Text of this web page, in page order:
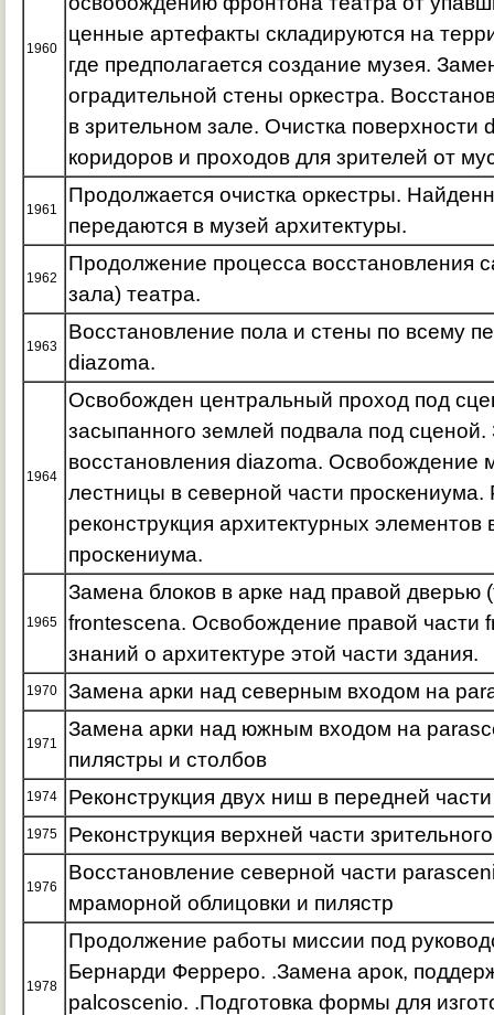
1960
ценные артефакты складируются на
где предполагается создание музея.
оградительной стены оркестра.
в зрительном зале. Очистка поверхности
коридоров и проходов для зрителей от
1961
Продолжается очистка оркестры.
передаются в музей архитектуры.
1962
Продолжение процесса восстановления
зала) театра.
1963
Восстановление пола и стены по всему
diazoma.
1964
Освобожден центральный проход под
засыпанного землей подвала под
восстановления diazoma. Освобождение
лестницы в северной части проскениума.
реконструкция архитектурных элементов
проскениума.
1965
Замена блоков в арке над правой дверью
frontescena. Освобождение правой части
знаний о архитектуре этой части здания.
1970 Замена арки над северным входом на
1971
Замена арки над южным входом на
пилястры и столбов
1974 Реконструкция двух ниш в передней
1975 Реконструкция верхней части
1976
Восстановление северной части
мраморной облицовки и пилястр
1978
Продолжение работы миссии под
Бернарди Ферреро. .Замена арок,
palcoscenio. .Подготовка формы для